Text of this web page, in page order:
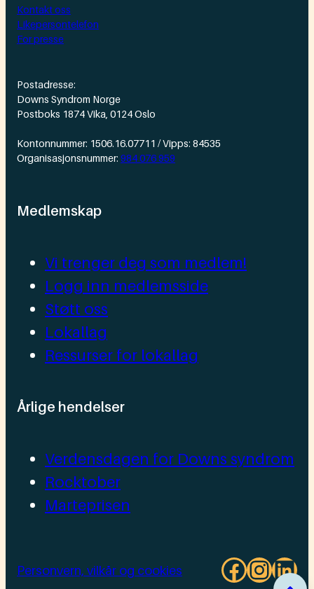
Kontakt oss
Likepersontelefon
For presse
Postadresse:
Downs Syndrom Norge
Postboks 1874 Vika, 0124 Oslo
Kontonnummer: 1506.16.07711 / Vipps: 84535
Organisasjonsnummer: 984 076 959
Medlemskap
Vi trenger deg som medlem!
Logg inn medlemsside
Støtt oss
Lokallag
Ressurser for lokallag
Årlige hendelser
Verdensdagen for Downs syndrom
Rocktober
Marteprisen
Personvern, vilkår og cookies